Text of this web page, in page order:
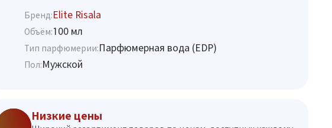
Бренд:Elite Risala
Объём:100 мл
Тип парфюмерии:Парфюмерная вода (EDP)
Пол:Мужской
Низкие цены